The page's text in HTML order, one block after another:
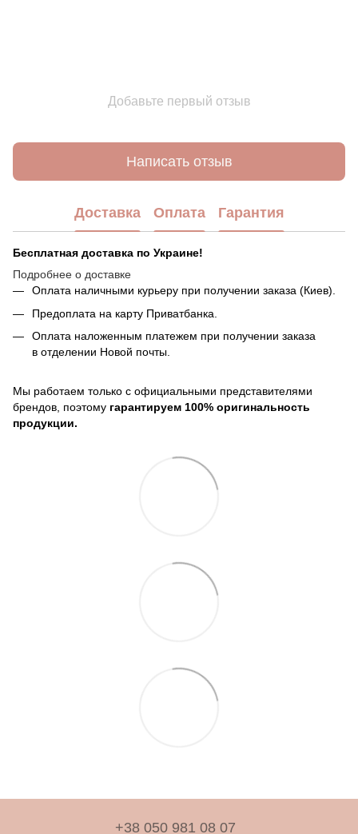
Добавьте первый отзыв
Написать отзыв
Доставка Оплата Гарантия
Бесплатная доставка по Украине!
Подробнее о доставке
Оплата наличными курьеру при получении заказа (Киев).
Предоплата на карту Приватбанка.
Оплата наложенным платежем при получении заказа
в отделении Новой почты.
Мы работаем только с официальными представителями
брендов, поэтому гарантируем 100% оригинальность
продукции.
+38 050 981 08 07